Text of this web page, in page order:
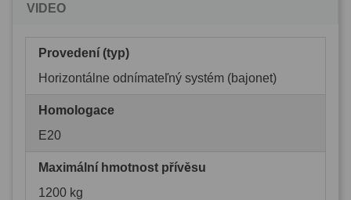
VIDEO
Provedení (typ)
Horizontálne odnímateľný systém (bajonet)
Homologace
E20
Maximální hmotnost přívěsu
1200 kg